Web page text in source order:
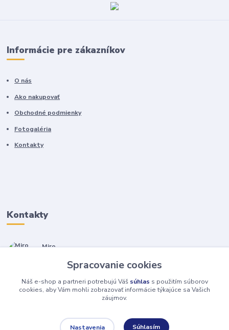
Informácie pre zákazníkov
O nás
Ako nakupovať
Obchodné podmienky
Fotogaléria
Kontakty
Kontakty
Miro
(Po-Pia, 7-17 hod.)
isopneumatiky@isopneumatiky.sk
Spracovanie cookies
Náš e-shop a partneri potrebujú Váš súhlas s použitím súborov
cookies, aby Vám mohli zobrazovať informácie týkajúce sa Vašich
záujmov.
Nastavenia Súhlasím